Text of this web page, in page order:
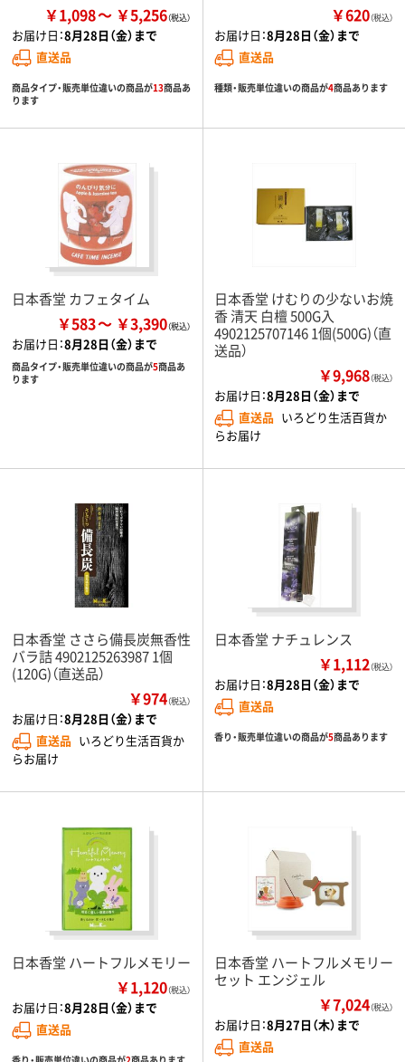
￥1,098 ￥5,256
お届け日：8月28日（金）まで
直送品
商品タイプ・販売単位違いの商品が13商品あ
ります
￥620（税込）
お届け日：8月28日（金）まで
直送品
種類・販売単位違いの商品が4商品あります
日本香堂 カフェタイム
￥583 ￥3,390
お届け日：8月28日（金）まで
商品タイプ・販売単位違いの商品が5商品あ
ります
日本香堂 けむりの少ないお焼
香 清天 白檀 500G入
4902125707146 1個(500G)（直
送品）
￥9,968（税込）
お届け日：8月28日（金）まで
直送品 いろどり生活百貨か
らお届け
日本香堂 ささら備長炭無香性
バラ詰 4902125263987 1個
(120G)（直送品）
￥974（税込）
お届け日：8月28日（金）まで
直送品 いろどり生活百貨か
らお届け
日本香堂 ナチュレンス
￥1,112（税込）
お届け日：8月28日（金）まで
直送品
香り・販売単位違いの商品が5商品あります
日本香堂 ハートフルメモリー
￥1,120（税込）
お届け日：8月28日（金）まで
直送品
日本香堂 ハートフルメモリー
セット エンジェル
￥7,024（税込）
お届け日：8月27日（木）まで
直送品